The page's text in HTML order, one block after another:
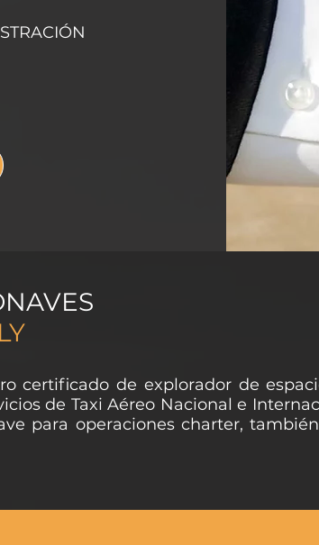
certificado de explorador de
de Taxi Aéreo Nacional e
para operaciones charter,